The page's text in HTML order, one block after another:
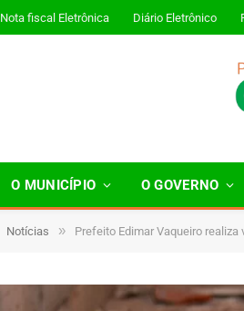
Nota fiscal Eletrônica Diário Eletrônico
O MUNICÍPIO O GOVERNO
Notícias » Prefeito Edimar Vaqueiro